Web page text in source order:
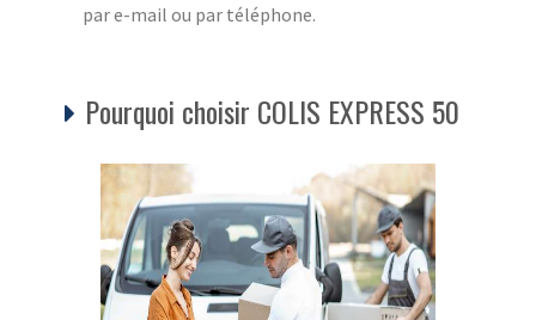
par e-mail ou par téléphone.
Pourquoi choisir COLIS EXPRESS 50